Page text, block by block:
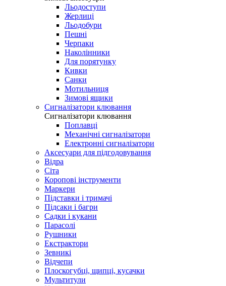
Льодоступи
Жерлиці
Льодобури
Пешні
Черпаки
Наколінники
Для порятунку
Кивки
Санки
Мотильниця
Зимові ящики
Сигналізатори клювання
Сигналізатори клювання
Поплавці
Механічні сигналізатори
Електронні сигналізатори
Аксесуари для підгодовування
Відра
Сіта
Коропові інструменти
Маркери
Підставки і тримачі
Підсаки і багри
Садки і кукани
Парасолі
Рушники
Екстрактори
Зевникі
Відчепи
Плоскогубці, щипці, кусачки
Мультитули